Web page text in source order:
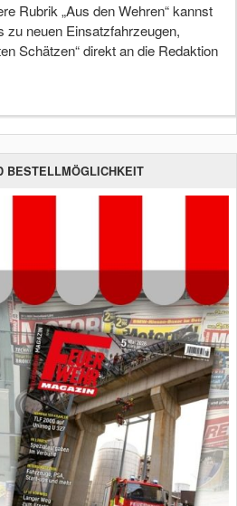
Rubrik „Aus den Wehren“ kannst
zu neuen Einsatzfahrzeugen,
Schätzen“ direkt an die Redaktion
BESTELLMÖGLICHKEIT